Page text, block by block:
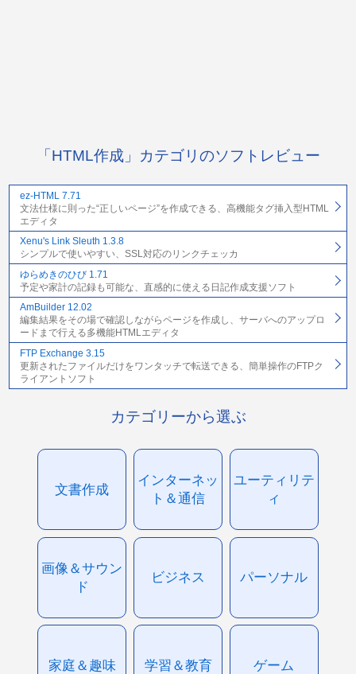
「HTML作成」カテゴリのソフトレビュー
ez-HTML 7.71
文法仕様に則った“正しいページ”を作成できる、高機能タグ挿入型HTML
エディタ
Xenu's Link Sleuth 1.3.8
シンプルで使いやすい、SSL対応のリンクチェッカ
ゆらめきのひび 1.71
予定や家計の記録も可能な、直感的に使える日記作成支援ソフト
AmBuilder 12.02
編集結果をその場で確認しながらページを作成し、サーバへのアップロ
ードまで行える多機能HTMLエディタ
FTP Exchange 3.15
更新されたファイルだけをワンタッチで転送できる、簡単操作のFTPク
ライアントソフト
カテゴリーから選ぶ
文書作成
インターネッ
ト＆通信
ユーティリテ
ィ
画像＆サウン
ド
ビジネス パーソナル
家庭＆趣味 学習＆教育 ゲーム